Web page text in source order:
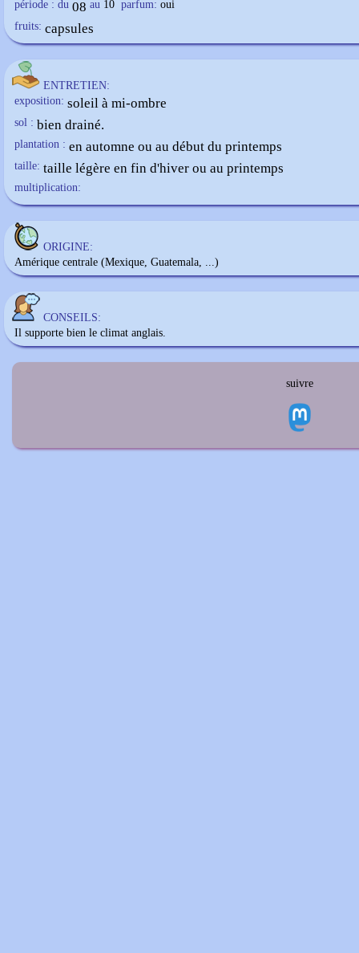
période : du 08 au 10 parfum: oui
fruits: capsules
ENTRETIEN:
exposition: soleil à mi-ombre
sol : bien drainé.
plantation : en automne ou au début du printemps
taille: taille légère en fin d'hiver ou au printemps
multiplication:
ORIGINE:
Amérique centrale (Mexique, Guatemala, ...)
CONSEILS:
Il supporte bien le climat anglais.
suivre